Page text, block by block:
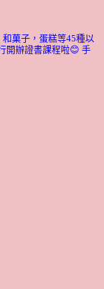
菓子，蛋糕等45種以
開辦證書課程啦😊 手